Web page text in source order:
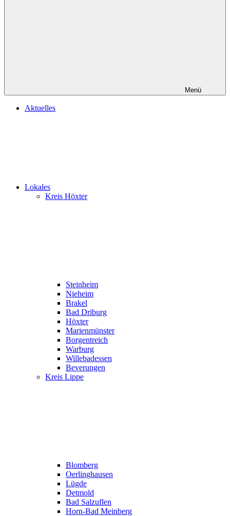
Menü
Aktuelles
Lokales
Kreis Höxter
Steinheim
Nieheim
Brakel
Bad Driburg
Höxter
Marienmünster
Borgentreich
Warburg
Willebadessen
Beverungen
Kreis Lippe
Blomberg
Oerlinghausen
Lügde
Detmold
Bad Salzuflen
Horn-Bad Meinberg